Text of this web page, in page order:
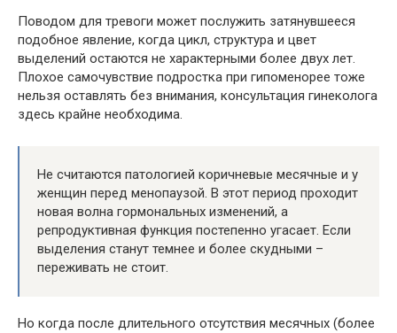
Поводом для тревоги может послужить затянувшееся
подобное явление, когда цикл, структура и цвет
выделений остаются не характерными более двух лет.
Плохое самочувствие подростка при гипоменорее тоже
нельзя оставлять без внимания, консультация гинеколога
здесь крайне необходима.
Не считаются патологией коричневые месячные и у
женщин перед менопаузой. В этот период проходит
новая волна гормональных изменений, а
репродуктивная функция постепенно угасает. Если
выделения станут темнее и более скудными –
переживать не стоит.
Но когда после длительного отсутствия месячных (более